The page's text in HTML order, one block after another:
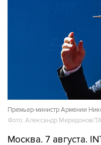
Премьер-министр Армении
Фото: Александр Миридонов/
Москва. 7 августа.